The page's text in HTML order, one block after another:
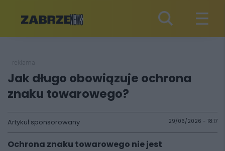
Jak długo obowiązuje ochrona
znaku towarowego?
Artykuł sponsorowany 29/06/2026 - 18:17
Ochrona znaku towarowego nie jest